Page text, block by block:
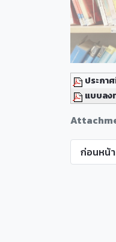
ประกา
แบบลง
ก่อนหน้า